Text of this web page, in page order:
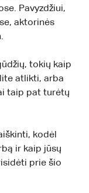
Pavyzdžiui,
aktorinės
tokių kaip
atlikti, arba
taip pat turėtų
kodėl
ir kaip jūsų
prie šio